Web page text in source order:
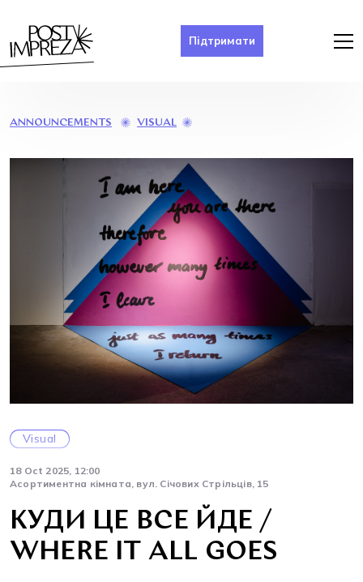
Підтримати
ANNOUNCEMENTS VISUAL
WHERE
IT
ALL
Visual
18 Oct 2025, 12:00
Асортиментна кімната, вул. Січових Стрільців, 15
КУДИ ЦЕ ВСЕ ЙДЕ /
WHERE IT ALL GOES